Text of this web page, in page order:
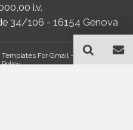
i.v.
34/106 - 16154 Genova
Templates For Gmail - AddOn Policy|
Policy